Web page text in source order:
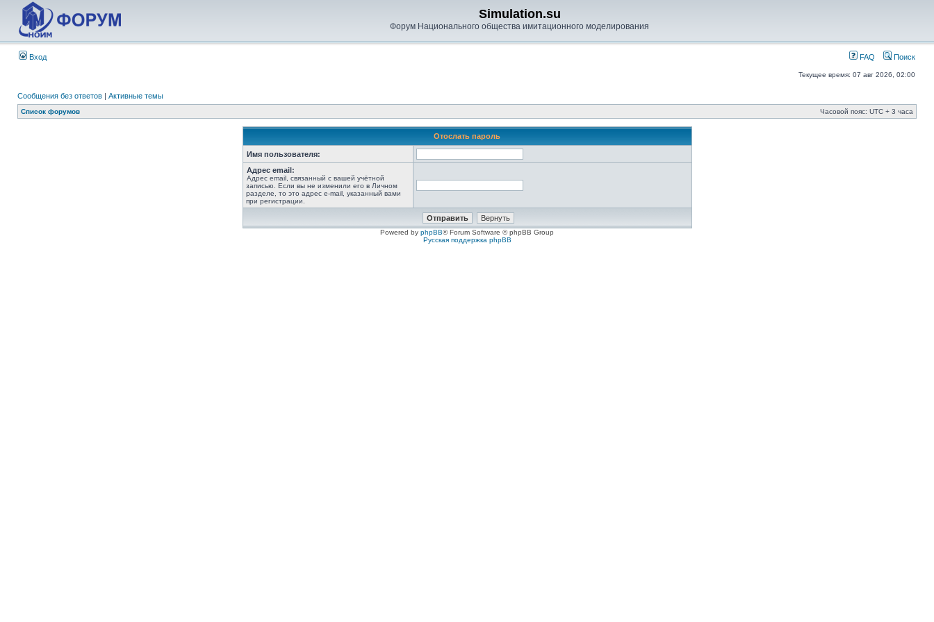
Simulation.su
Форум Национального общества имитационного моделирования
Вход FAQ Поиск
Текущее время: 07 авг 2026, 02:00
Сообщения без ответов | Активные темы
Список форумов Часовой пояс: UTC + 3 часа
Отослать пароль
Имя пользователя:
Адрес email:
Адрес email, связанный с вашей учётной
записью. Если вы не изменили его в Личном
разделе, то это адрес e-mail, указанный вами
при регистрации.
Powered by phpBB® Forum Software © phpBB Group
Русская поддержка phpBB